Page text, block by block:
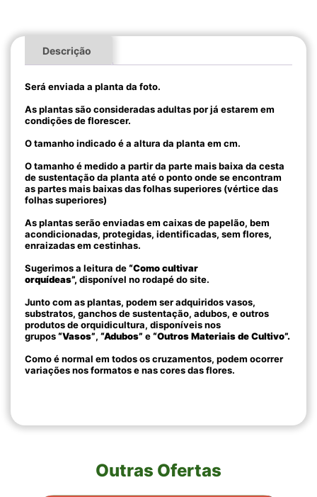
Descrição
Será enviada a planta da foto.
As plantas são consideradas adultas por já estarem em
condições de florescer.
O tamanho indicado é a altura da planta em cm.
O tamanho é medido a partir da parte mais baixa da cesta
de sustentação da planta até o ponto onde se encontram
as partes mais baixas das folhas superiores (vértice das
folhas superiores)
As plantas serão enviadas em caixas de papelão, bem
acondicionadas, protegidas, identificadas, sem flores,
enraizadas em cestinhas.
Sugerimos a leitura de“Como cultivar
orquídeas”, disponível no rodapé do site.
Junto com as plantas, podem ser adquiridos vasos,
substratos, ganchos de sustentação, adubos, e outros
produtos de orquidicultura, disponíveis nos
grupos“Vasos”, “Adubos” e“Outros Materiais de Cultivo”.
Como é normal em todos os cruzamentos, podem ocorrer
variações nos formatos e nas cores das flores.
Outras Ofertas